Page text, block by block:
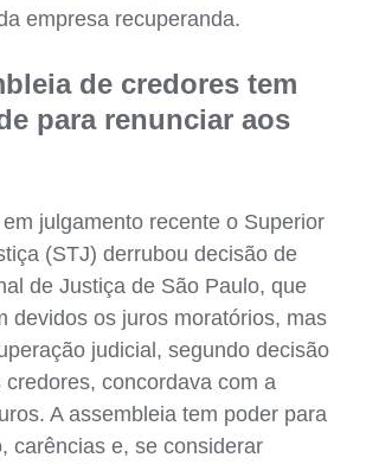
empresa recuperanda.
de credores tem
para renunciar aos
julgamento recente o Superior
(STJ) derrubou decisão de
de Justiça de São Paulo, que
devidos os juros moratórios, mas
judicial, segundo decisão
concordava com a
A assembleia tem poder para
carências e, se considerar